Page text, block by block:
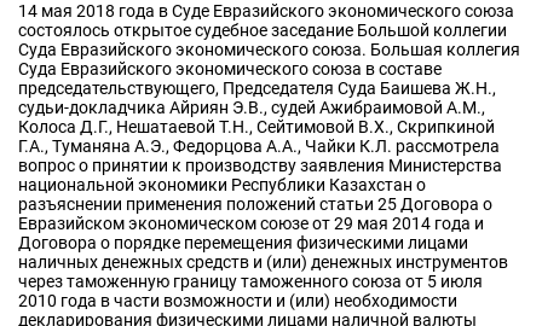
14 мая 2018 года в Суде Евразийского экономического союза
состоялось открытое судебное заседание Большой коллегии
Суда Евразийского экономического союза. Большая коллегия
Суда Евразийского экономического союза в составе
председательствующего, Председателя Суда Баишева Ж.Н.,
судьи-докладчика Айриян Э.В., судей Ажибраимовой А.М.,
Колоса Д.Г., Нешатаевой Т.Н., Сейтимовой В.Х., Скрипкиной
Г.А., Туманяна А.Э., Федорцова А.А., Чайки К.Л. рассмотрела
вопрос о принятии к производству заявления Министерства
национальной экономики Республики Казахстан о
разъяснении применения положений статьи 25 Договора о
Евразийском экономическом союзе от 29 мая 2014 года и
Договора о порядке перемещения физическими лицами
наличных денежных средств и (или) денежных инструментов
через таможенную границу таможенного союза от 5 июля
2010 года в части возможности и (или) необходимости
декларирования физическими лицами наличной валюты